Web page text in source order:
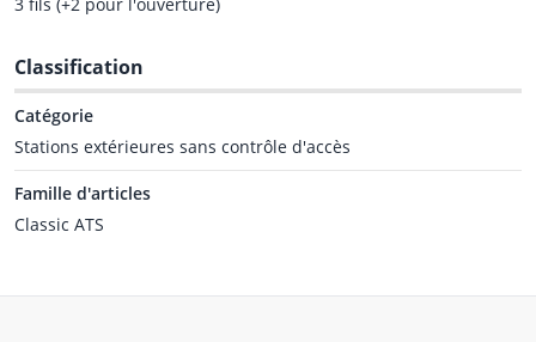
Classification
Catégorie
Stations extérieures sans contrôle d'accès
Famille d'articles
Classic ATS